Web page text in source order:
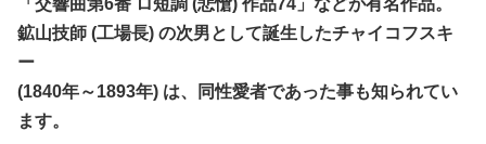
「交響曲第6番 ロ短調 (悲愴) 作品74」などが有名作品。
鉱山技師 (工場長) の次男として誕生したチャイコフスキ
ー
(1840年～1893年) は、同性愛者であった事も知られてい
ます。